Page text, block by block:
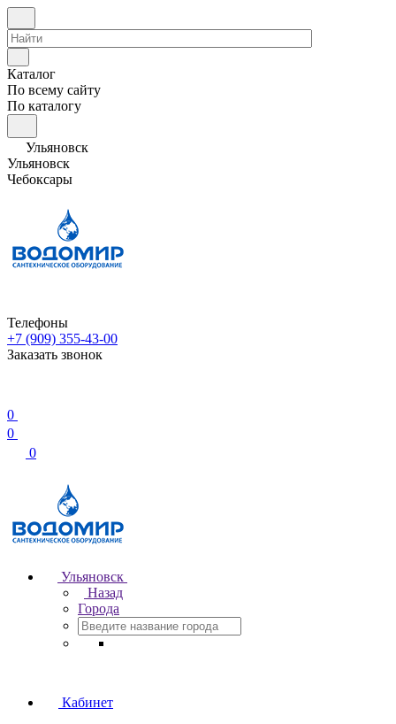
Каталог
По всему сайту
По каталогу
Ульяновск
Ульяновск
Чебоксары
Телефоны
+7 (909) 355-43-00
Заказать звонок
0
0
0
Ульяновск
Назад
Города
Кабинет